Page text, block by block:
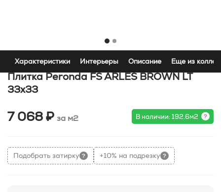
Характеристики Интерьеры Описание Еще из
Плитка Peronda FS ARLES BROWN LT
33x33
7 068 ₽ за м2 В наличии: 192.6м2
Подобрать затирку +10% на подрезку